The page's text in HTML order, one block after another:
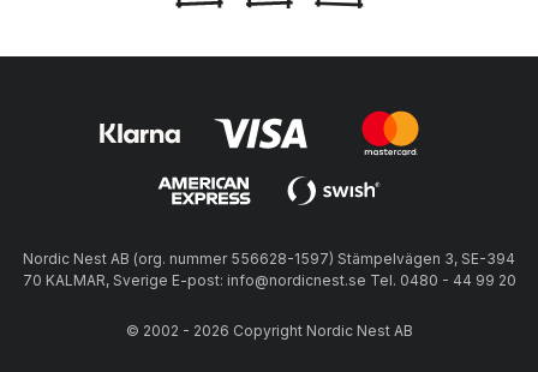
Nordic Nest AB (org. nummer 556628-1597) Stämpelvägen 3, SE-394
70 KALMAR, Sverige E-post: info@nordicnest.se Tel. 0480 - 44 99 20
© 2002 - 2026 Copyright Nordic Nest AB